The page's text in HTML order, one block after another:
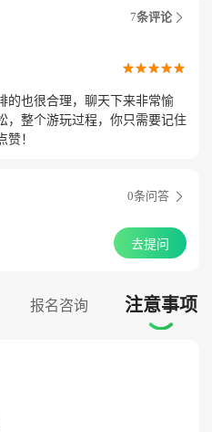
7条评论






的也很合理，聊天下来非常愉
，整个游玩过程，你只需要记住
！
0条问答 
去提问
报名咨询 注意事项
